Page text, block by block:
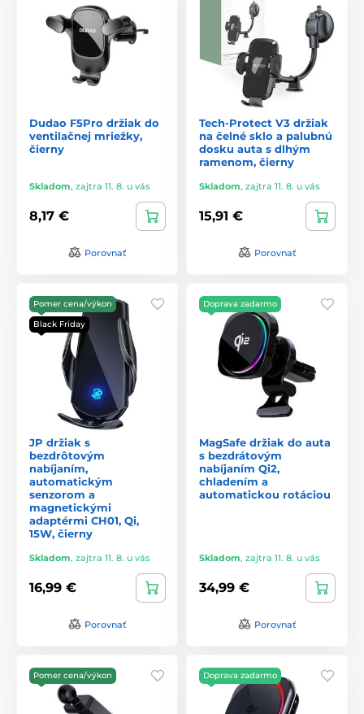
Dudao F5Pro držiak do
ventilačnej mriežky,
čierny
Skladom, zajtra 11. 8. u vás
8,17 €
Porovnať
Tech-Protect V3 držiak
na čelné sklo a palubnú
dosku auta s dlhým
ramenom, čierny
Skladom, zajtra 11. 8. u vás
15,91 €
Porovnať
Pomer cena/výkon
Black Friday
JP držiak s
bezdrôtovým
nabíjaním,
automatickým
senzorom a
magnetickými
adaptérmi CH01, Qi,
15W, čierny
Skladom, zajtra 11. 8. u vás
16,99 €
Porovnať
Doprava zadarmo
MagSafe držiak do auta
s bezdrátovým
nabíjaním Qi2,
chladením a
automatickou rotáciou
Skladom, zajtra 11. 8. u vás
34,99 €
Porovnať
Pomer cena/výkon Doprava zadarmo